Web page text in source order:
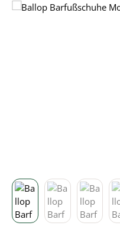
Skip image gallery